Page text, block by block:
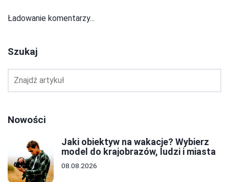
Ładowanie komentarzy...
Szukaj
Nowości
Jaki obiektyw na wakacje? Wybierz
model do krajobrazów, ludzi i miasta
08.08.2026